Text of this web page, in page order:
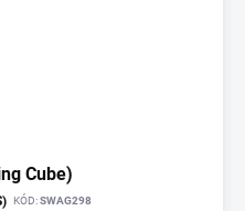
Cube)
KÓD:SWAG298